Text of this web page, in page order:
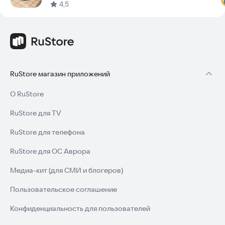
4,5
RuStore магазин приложений
О RuStore
RuStore для TV
RuStore для телефона
RuStore для ОС Аврора
Медиа-кит (для СМИ и блогеров)
Пользовательское соглашение
Конфиденциальность для пользователей